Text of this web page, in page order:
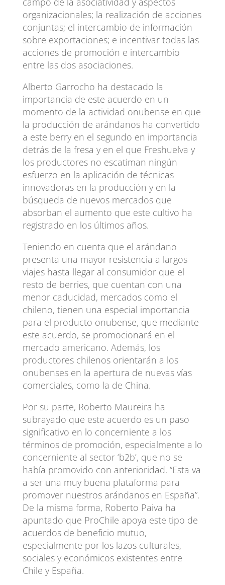
organizacionales; la realización de acciones
conjuntas; el intercambio de información
sobre exportaciones; e incentivar todas las
acciones de promoción e intercambio
entre las dos asociaciones.
Alberto Garrocho ha destacado la
importancia de este acuerdo en un
momento de la actividad onubense en que
la producción de arándanos ha convertido
a este berry en el segundo en importancia
detrás de la fresa y en el que Freshuelva y
los productores no escatiman ningún
esfuerzo en la aplicación de técnicas
innovadoras en la producción y en la
búsqueda de nuevos mercados que
absorban el aumento que este cultivo ha
registrado en los últimos años.
Teniendo en cuenta que el arándano
presenta una mayor resistencia a largos
viajes hasta llegar al consumidor que el
resto de berries, que cuentan con una
menor caducidad, mercados como el
chileno, tienen una especial importancia
para el producto onubense, que mediante
este acuerdo, se promocionará en el
mercado americano. Además, los
productores chilenos orientarán a los
onubenses en la apertura de nuevas vías
comerciales, como la de China.
Por su parte, Roberto Maureira ha
subrayado que este acuerdo es un paso
significativo en lo concerniente a los
términos de promoción, especialmente a lo
concerniente al sector ‘b2b’, que no se
había promovido con anterioridad. “Esta va
a ser una muy buena plataforma para
promover nuestros arándanos en España”.
De la misma forma, Roberto Paiva ha
apuntado que ProChile apoya este tipo de
acuerdos de beneficio mutuo,
especialmente por los lazos culturales,
sociales y económicos existentes entre
Chile y España.